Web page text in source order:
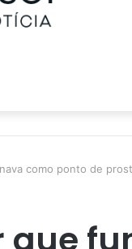
como ponto de
que